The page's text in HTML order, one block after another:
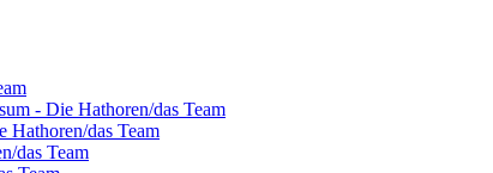
- Die Hathoren/das Team
Hathoren/das Team
das Team